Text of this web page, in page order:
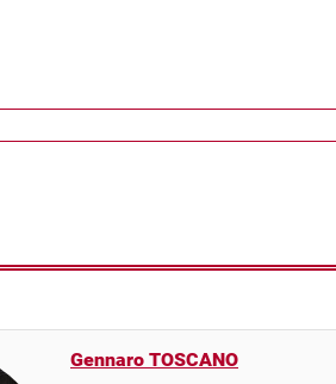
Gennaro TOSCANO